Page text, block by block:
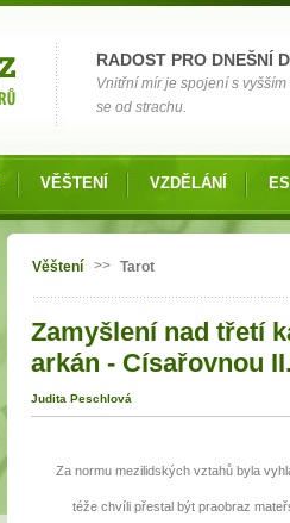
RADOST PRO DNEŠNÍ
Vnitřní mír je spojení s
se od strachu.
VĚŠTENÍ VZDĚLÁNÍ
Jste zde
Věštení >> Tarot
Zamyšlení nad třetí
arkán - Císařovnou
Judita Peschlová
Za normu mezilidských vztahů byla
téže chvíli přestal být praobraz